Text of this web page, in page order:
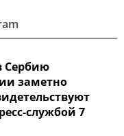
Сербию
заметно
службой 7